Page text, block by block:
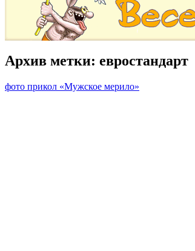
Архив метки: евростандарт
фото прикол «Мужское мерило»